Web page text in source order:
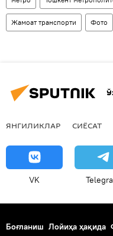
Жамоат транспорти Фото
ЯНГИЛИКЛАР СИЁСАТ
VK
Боғланиш Лойиҳа ҳақида